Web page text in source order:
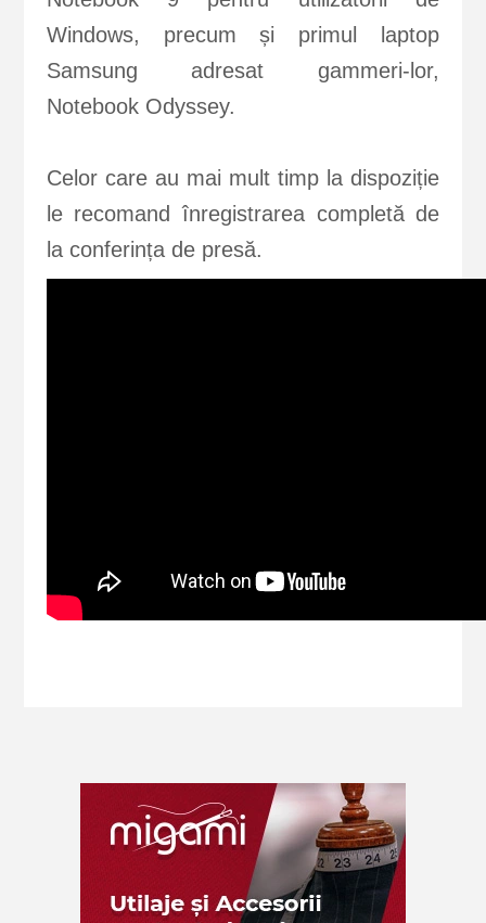
Windows, precum și primul laptop
Samsung adresat gammeri-lor,
Notebook Odyssey.
Celor care au mai mult timp la dispoziție
le recomand înregistrarea completă de
la conferința de presă.